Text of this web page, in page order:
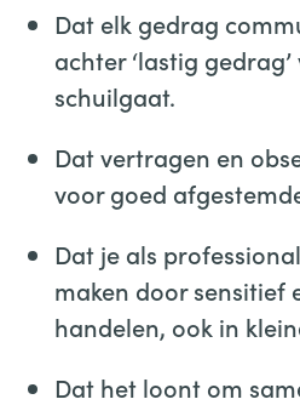
Dat elk gedrag
achter ‘lastig
schuilgaat.
Dat vertragen en
voor goed
Dat je als
maken door sensitief
handelen, ook in
Dat het loont om